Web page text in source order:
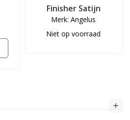
Finisher Satijn
Merk: Angelus
Niet op voorraad